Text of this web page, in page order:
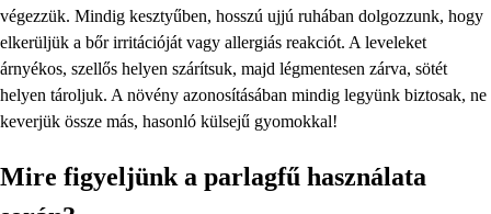
végezzük. Mindig kesztyűben, hosszú ujjú ruhában dolgozzunk, hogy
elkerüljük a bőr irritációját vagy allergiás reakciót. A leveleket
árnyékos, szellős helyen szárítsuk, majd légmentesen zárva, sötét
helyen tároljuk. A növény azonosításában mindig legyünk biztosak, ne
keverjük össze más, hasonló külsejű gyomokkal!
Mire figyeljünk a parlagfű használata